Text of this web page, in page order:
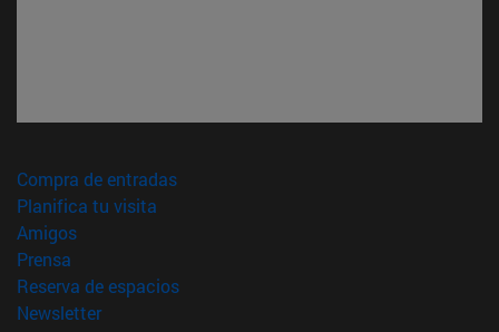
Compra de entradas(abre en nueva ventana)
Planifica tu visita
Amigos(abre en nueva ventana)
Prensa
Reserva de espacios(abre en nueva ventana)
Newsletter(abre en nueva ventana)